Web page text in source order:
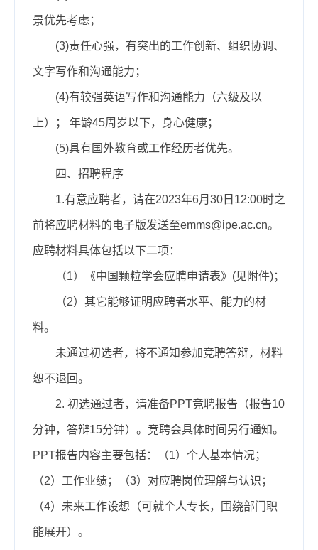
景优先考虑；
(3)责任心强，有突出的工作创新、组织协调、
文字写作和沟通能力；
(4)有较强英语写作和沟通能力（六级及以
上）； 年龄45周岁以下，身心健康；
(5)具有国外教育或工作经历者优先。
四、招聘程序
1.有意应聘者，请在2023年6月30日12:00时之
前将应聘材料的电子版发送至emms@ipe.ac.cn。
应聘材料具体包括以下二项：
（1）《中国颗粒学会应聘申请表》(见附件)；
（2）其它能够证明应聘者水平、能力的材
料。
未通过初选者，将不通知参加竞聘答辩，材料
恕不退回。
2. 初选通过者，请准备PPT竞聘报告（报告10
分钟，答辩15分钟）。竞聘会具体时间另行通知。
PPT报告内容主要包括： （1） 个人基本情况；
（2）工作业绩；（3）对应聘岗位理解与认识；
（4）未来工作设想（可就个人专长，围绕部门职
能展开）。